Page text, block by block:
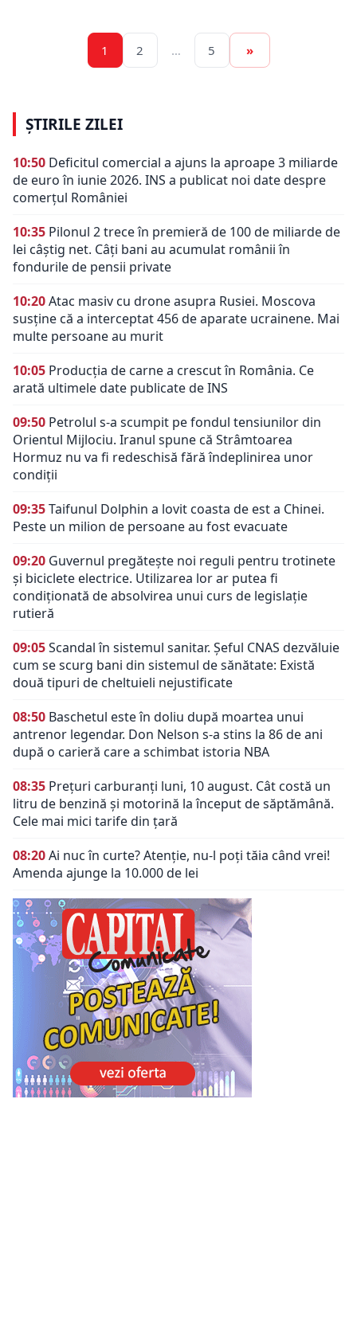
1 2 … 5 »
ȘTIRILE ZILEI
10:50 Deficitul comercial a ajuns la aproape 3 miliarde
de euro în iunie 2026. INS a publicat noi date despre
comerțul României
10:35 Pilonul 2 trece în premieră de 100 de miliarde de
lei câștig net. Câți bani au acumulat românii în
fondurile de pensii private
10:20Atac masiv cu drone asupra Rusiei. Moscova
susține că a interceptat 456 de aparate ucrainene. Mai
multe persoane au murit
10:05 Producția de carne a crescut în România. Ce
arată ultimele date publicate de INS
09:50 Petrolul s-a scumpit pe fondul tensiunilor din
Orientul Mijlociu. Iranul spune că Strâmtoarea
Hormuz nu va fi redeschisă fără îndeplinirea unor
condiții
09:35Taifunul Dolphin a lovit coasta de est a Chinei.
Peste un milion de persoane au fost evacuate
09:20 Guvernul pregătește noi reguli pentru trotinete
și biciclete electrice. Utilizarea lor ar putea fi
condiționată de absolvirea unui curs de legislație
rutieră
09:05Scandal în sistemul sanitar. Șeful CNAS dezvăluie
cum se scurg bani din sistemul de sănătate: Există
două tipuri de cheltuieli nejustificate
08:50 Baschetul este în doliu după moartea unui
antrenor legendar. Don Nelson s-a stins la 86 de ani
după o carieră care a schimbat istoria NBA
08:35 Prețuri carburanți luni, 10 august. Cât costă un
litru de benzină și motorină la început de săptămână.
Cele mai mici tarife din țară
08:20Ai nuc în curte? Atenție, nu-l poți tăia când vrei!
Amenda ajunge la 10.000 de lei